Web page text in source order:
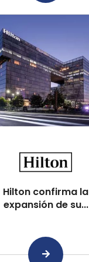
Hilton confirma la
expansión de su...